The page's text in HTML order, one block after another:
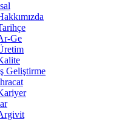
Ge
Geliştirme